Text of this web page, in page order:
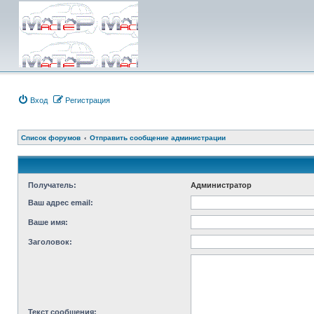
Вход Регистрация
Список форумов Отправить сообщение администрации
Получатель: Администратор
Ваш адрес email:
Ваше имя:
Заголовок:
Текст сообщения: